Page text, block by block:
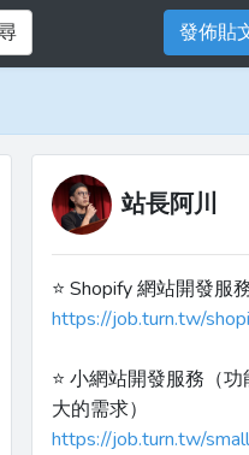
發佈貼
站長阿川
⭐️ Shopify 網站開發服
https://job.turn.tw/
⭐️ 小網站開發服務（
大的需求）
https://job.turn.tw/